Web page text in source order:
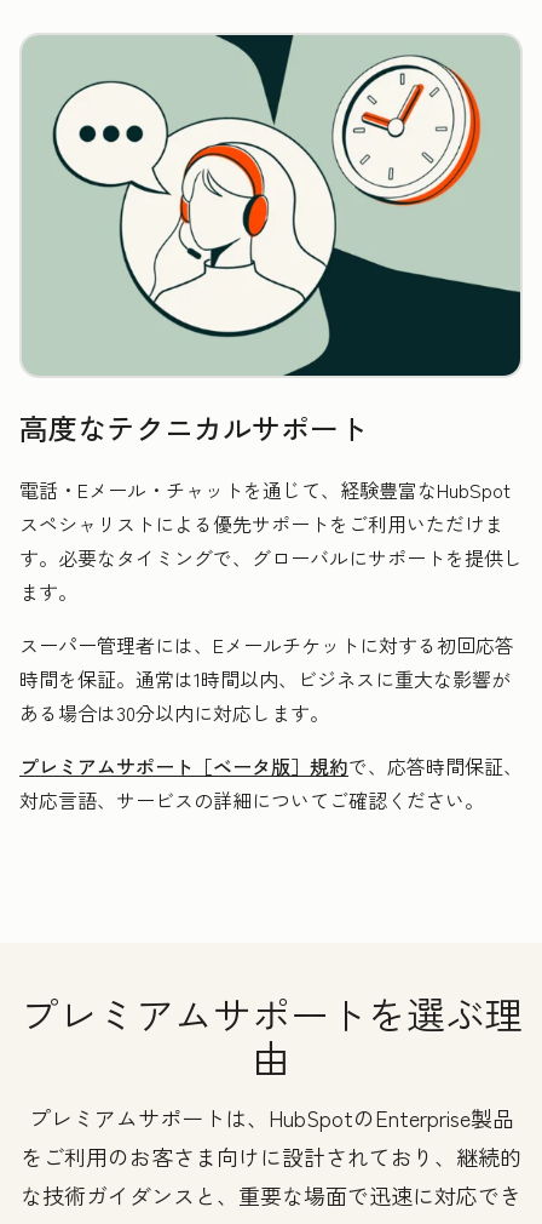
高度なテクニカルサポート
電話・Eメール・チャットを通じて、経験豊富なHubSpot
スペシャリストによる優先サポートをご利用いただけま
す。必要なタイミングで、グローバルにサポートを提供し
ます。
スーパー管理者には、Eメールチケットに対する初回応答
時間を保証。通常は1時間以内、ビジネスに重大な影響が
ある場合は30分以内に対応します。
プレミアムサポート［ベータ版］規約で、応答時間保証、
対応言語、サービスの詳細についてご確認ください。
プレミアムサポートを選ぶ理
由
プレミアムサポートは、HubSpotのEnterprise製品
をご利用のお客さま向けに設計されており、継続的
な技術ガイダンスと、重要な場面で迅速に対応でき